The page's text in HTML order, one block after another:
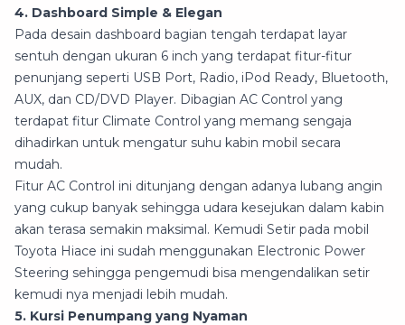
4. Dashboard Simple & Elegan
Pada desain dashboard bagian tengah terdapat layar
sentuh dengan ukuran 6 inch yang terdapat fitur-fitur
penunjang seperti USB Port, Radio, iPod Ready, Bluetooth,
AUX, dan CD/DVD Player. Dibagian AC Control yang
terdapat fitur Climate Control yang memang sengaja
dihadirkan untuk mengatur suhu kabin mobil secara
mudah.
Fitur AC Control ini ditunjang dengan adanya lubang angin
yang cukup banyak sehingga udara kesejukan dalam kabin
akan terasa semakin maksimal. Kemudi Setir pada mobil
Toyota Hiace ini sudah menggunakan Electronic Power
Steering sehingga pengemudi bisa mengendalikan setir
kemudi nya menjadi lebih mudah.
5. Kursi Penumpang yang Nyaman